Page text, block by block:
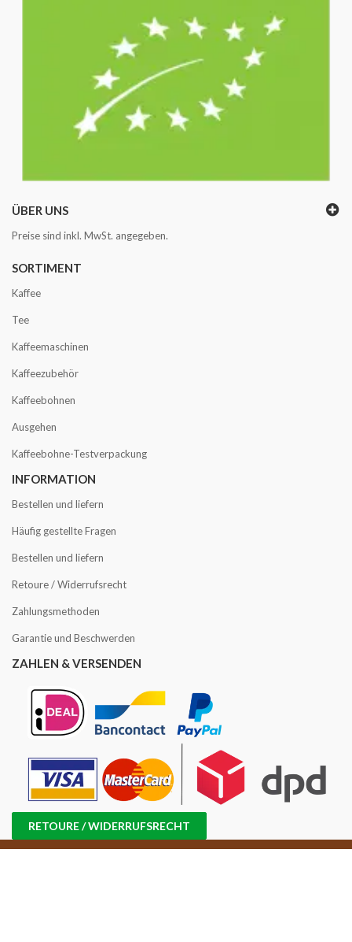
ÜBER UNS
Preise sind inkl. MwSt. angegeben.
SORTIMENT
Kaffee
Tee
Kaffeemaschinen
Kaffeezubehör
Kaffeebohnen
Ausgehen
Kaffeebohne-Testverpackung
INFORMATION
Bestellen und liefern
Häufig gestellte Fragen
Bestellen und liefern
Retoure / Widerrufsrecht
Zahlungsmethoden
Garantie und Beschwerden
ZAHLEN & VERSENDEN
RETOURE / WIDERRUFSRECHT